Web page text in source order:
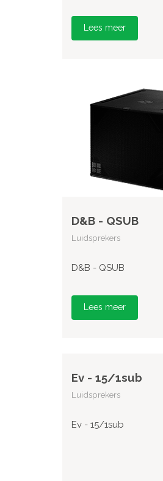
Lees meer
D&B - QSUB
Luidsprekers
D&B - QSUB
Lees meer
Ev - 15/1sub
Luidsprekers
Ev - 15/1sub